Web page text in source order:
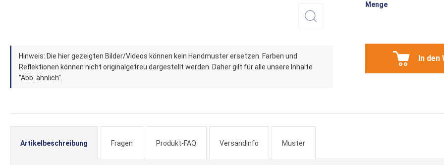
Zum
Anfang
der
Bildergalerie
Hinweis: Die hier gezeigten Bilder/Videos können kein Handmuster ersetzen. Farben und
Reflektionen können nicht originalgetreu dargestellt werden. Daher gilt für alle unsere Inhalte
"Abb. ähnlich".
Menge
In den
Artikelbeschreibung Fragen Produkt-FAQ Versandinfo Muster